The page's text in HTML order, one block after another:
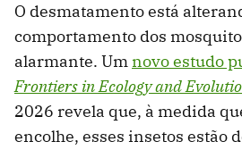
O desmatamento está
comportamento dos
alarmante. Umnovo estudo
Frontiers in Ecology and
2026 revela que, à medida
encolhe, esses insetos estão